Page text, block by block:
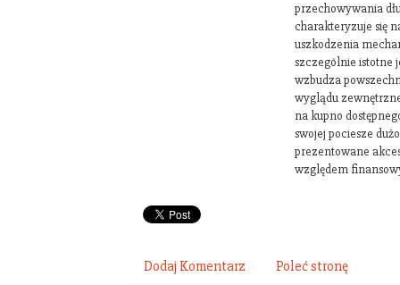
przechowywania
charakteryzuje się
uszkodzenia
szczególnie istotne
wzbudza
wyglądu
na kupno
swojej pociesze
prezentowane
względem
Dodaj Komentarz Poleć stronę